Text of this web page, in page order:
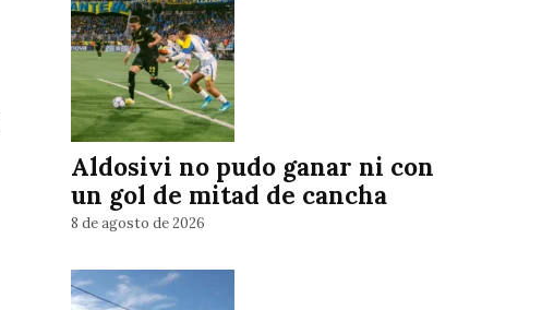
Aldosivi no pudo ganar ni con
un gol de mitad de cancha
8 de agosto de 2026